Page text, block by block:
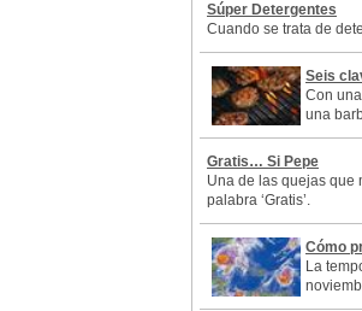
Súper Detergentes
Cuando se trata de
Seis
Con
una
Gratis… Si Pepe
Una de las quejas que
palabra ‘Gratis’.
Cómo
La